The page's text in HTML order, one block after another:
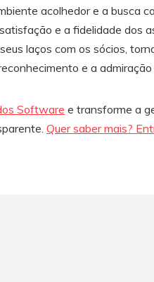
acolhedor e a busca
e a fidelidade dos
laços com os sócios,
e a
Software e transforme a
Quer saber mais?